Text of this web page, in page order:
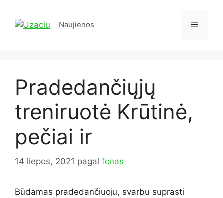
turinio
Naujienos Meniu
Pradedančiųjų
treniruotė Krūtinė,
pečiai ir
14 liepos, 2021 pagal fonas
Būdamas pradedančiuoju, svarbu suprasti